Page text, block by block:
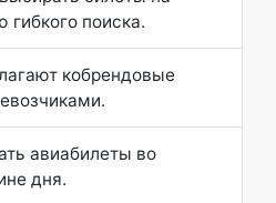
поиска.
кобрендовые
авиабилеты во
дня.